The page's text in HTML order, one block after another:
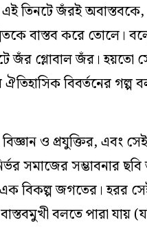
এই তিনটে জঁরই অবাস্তবকে,
বাস্তব করে তোলে।
জঁর গ্লোবাল জঁর। হয়তো
বিবর্তনের গল্প
ও প্রযুক্তির, এবং
সমাজের সম্ভাবনার
বিকল্প জগতের। হরর
বলতে পারা যায়